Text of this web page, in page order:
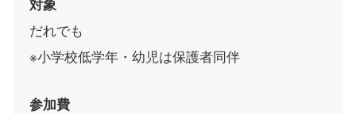
対象
だれでも
※小学校低学年・幼児は保護者同伴
参加費